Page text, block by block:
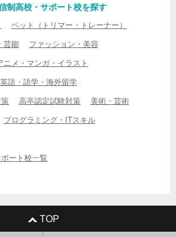
制高校・サポート校を探す
ペット（トリマー・トレーナー）
芸能 ファッション・美容
ニメ・マンガ・イラスト
英語・語学・海外留学
高卒認定試験対策 美術・芸術
プログラミング・ITスキル
ート校一覧
TOP